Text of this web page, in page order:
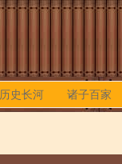
历史长河 诸子百家